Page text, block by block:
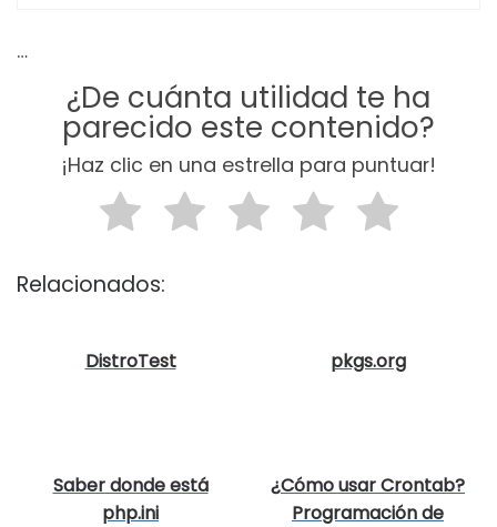
…
¿De cuánta utilidad te ha
parecido este contenido?
¡Haz clic en una estrella para puntuar!
Relacionados:
DistroTest pkgs.org
Saber donde está
php.ini
¿Cómo usar Crontab?
Programación de